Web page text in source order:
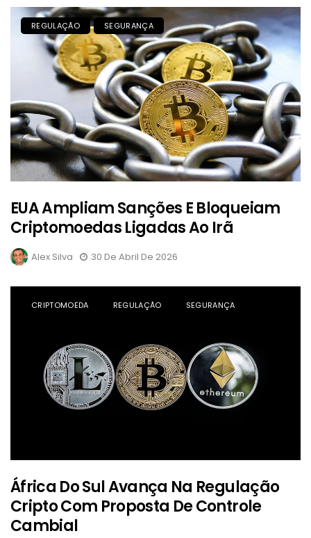
REGULAÇÃO SEGURANÇA
EUA Ampliam Sanções E Bloqueiam
Criptomoedas Ligadas Ao Irã
Alex Silva 30 De Abril De 2026
CRIPTOMOEDA REGULAÇÃO SEGURANÇA
África Do Sul Avança Na Regulação
Cripto Com Proposta De Controle
Cambial